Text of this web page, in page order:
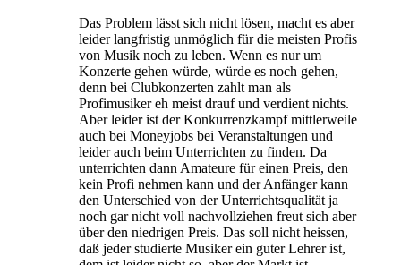
Das Problem lässt sich nicht lösen, macht es aber
leider langfristig unmöglich für die meisten Profis
von Musik noch zu leben. Wenn es nur um
Konzerte gehen würde, würde es noch gehen,
denn bei Clubkonzerten zahlt man als
Profimusiker eh meist drauf und verdient nichts.
Aber leider ist der Konkurrenzkampf mittlerweile
auch bei Moneyjobs bei Veranstaltungen und
leider auch beim Unterrichten zu finden. Da
unterrichten dann Amateure für einen Preis, den
kein Profi nehmen kann und der Anfänger kann
den Unterschied von der Unterrichtsqualität ja
noch gar nicht voll nachvollziehen freut sich aber
über den niedrigen Preis. Das soll nicht heissen,
daß jeder studierte Musiker ein guter Lehrer ist,